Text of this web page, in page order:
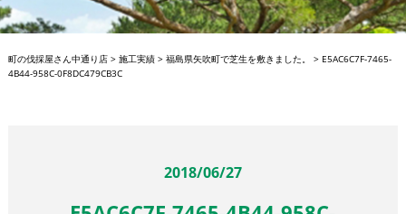
町の伐採屋さん中通り店> 施工実績> 福島県矢吹町で芝生を敷きました。 > E5AC6C7F-7465-
4B44-958C-0F8DC479CB3C
2018/06/27